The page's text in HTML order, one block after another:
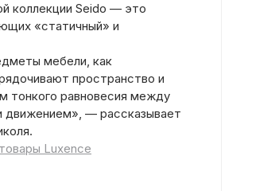
коллекции Seido — это
«статичный» и
мебели, как
пространство и
тонкого равновесия между
движением», — рассказывает
Luxence